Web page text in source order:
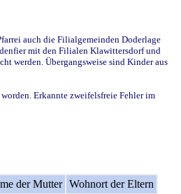
auch die Filialgemeinden Doderlage
mit den Filialen Klawittersdorf und
werden. Übergangsweise sind Kinder aus
Erkannte zweifelsfreie Fehler im
der Mutter Wohnort der Eltern